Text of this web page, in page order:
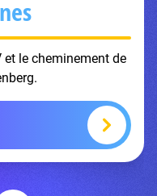
et le cheminement de